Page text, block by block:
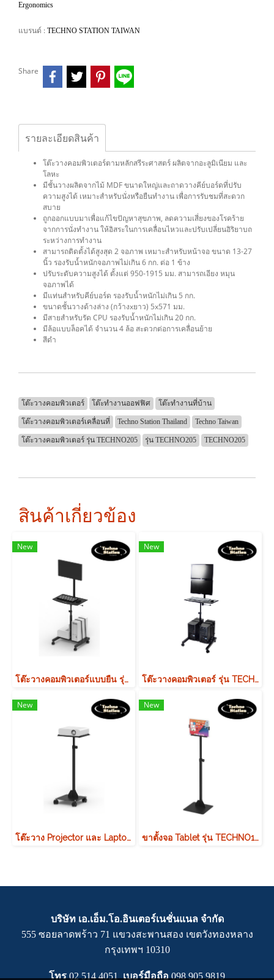
Ergonomics
แบรนด์ : TECHNO STATION TAIWAN
Share
รายละเอียดสินค้า
โต๊ะวางคอมพิวเตอร์ตามหลักสรีระศาสตร์ ผลิตจากอะลูมิเนียม และ
โลหะ
มีชั้นวางผลิตจากไม้ MDF ขนาดใหญ่และถาดวางคีย์บอร์ดที่ปรับ
ความสูงได้ เหมาะสำหรับนั่งหรือยืนทำงาน เพื่อการรับชมที่สะดวก
สบาย
ถูกออกแบบมาเพื่อแก้ไขปัญหาสุขภาพ, ลดความเสี่ยงของโรคร้าย
จากการนั่งทำงาน ให้อิสระในการเคลื่อนไหวและปรับเปลี่ยนอิริยาบถ
ระหว่างการทำงาน
สามารถติดตั้งได้สูงสุด 2 จอภาพ เหมาะสำหรับหน้าจอ ขนาด 13-27
นิ้ว รองรับน้ำหนักจอภาพไม่เกิน 6 กก. ต่อ 1 ข้าง
ปรับระดับความสูงได้ ตั้งแต่ 950-1915 มม. สามารถเอียง หมุน
จอภาพได้
มีแท่นสำหรับคีย์บอร์ด รองรับน้ำหนักไม่เกิน 5 กก.
ขนาดชั้นวางด้างล่าง (กว้างxยาว) 5x571 มม.
มีสายสำหรับรัด CPU รองรับน้ำหนักไม่เกิน 20 กก.
มีล้อแบบล็อคได้ จำนวน 4 ล้อ สะดวกต่อการเคลื่อนย้าย
สีดำ
โต๊ะวางคอมพิวเตอร์ โต๊ะทำงานออฟฟิศ โต๊ะทำงานที่บ้าน
โต๊ะวางคอมพิวเตอร์เคลื่อนที่ Techno Station Thailand Techno Taiwan
โต๊ะวางคอมพิวเตอร์ รุ่น TECHNO205 รุ่น TECHNO205 TECHNO205
สินค้าเกี่ยวข้อง
New
โต๊ะวางคอมพิวเตอร์แบบยืน รุ่น TECHNO1001
New
โต๊ะวางคอมพิวเตอร์ รุ่น TECHNO201
New
โต๊ะวาง Projector และ Laptop ปรับระดับ รุ่น TECHNO16
New
ขาตั้งจอ Tablet รุ่น TECHNO110
บริษัท เอ.เอ็ม.โอ.อินเตอร์เนชั่นแนล จำกัด
555 ซอยลาดพร้าว 71 แขวงสะพานสอง เขตวังทองหลาง
กรุงเทพฯ 10310
โทร02 514 4051เบอร์มือถือ 098 905 9819